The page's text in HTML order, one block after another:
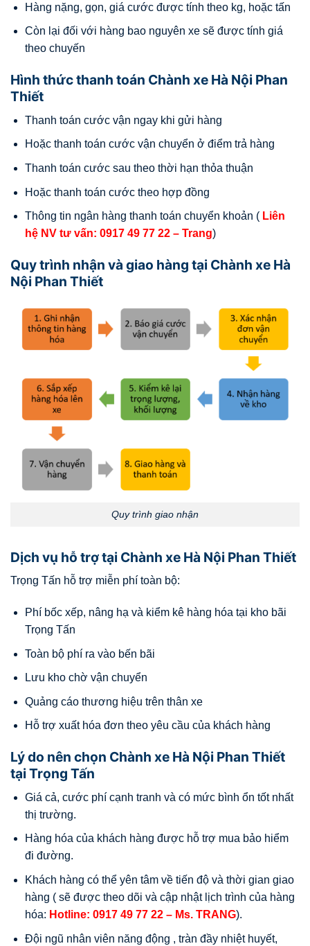
Hàng nặng, gọn, giá cước được tính theo kg, hoặc tấn
Còn lại đối với hàng bao nguyên xe sẽ được tính giá
theo chuyến
Hình thức thanh toán Chành xe Hà Nội Phan
Thiết
Thanh toán cước vận ngay khi gửi hàng
Hoặc thanh toán cước vận chuyển ở điểm trả hàng
Thanh toán cước sau theo thời hạn thỏa thuận
Hoặc thanh toán cước theo hợp đồng
Thông tin ngân hàng thanh toán chuyển khoản ( Liên
hệ NV tư vấn: 0917 49 77 22– Trang)
Quy trình nhận và giao hàng tại Chành xe Hà
Nội Phan Thiết
Quy trình giao nhận
Dịch vụ hỗ trợ tại Chành xe Hà Nội Phan Thiết
Trọng Tấn hỗ trợ miễn phí toàn bộ:
Phí bốc xếp, nâng hạ và kiểm kê hàng hóa tại kho bãi
Trọng Tấn
Toàn bộ phí ra vào bến bãi
Lưu kho chờ vận chuyển
Quảng cáo thương hiệu trên thân xe
Hỗ trợ xuất hóa đơn theo yêu cầu của khách hàng
Lý do nên chọn Chành xe Hà Nội Phan Thiết
tại Trọng Tấn
Giá cả, cước phí cạnh tranh và có mức bình ổn tốt nhất
thị trường.
Hàng hóa của khách hàng được hỗ trợ mua bảo hiểm
đi đường.
Khách hàng có thể yên tâm về tiến độ và thời gian giao
hàng ( sẽ được theo dõi và cập nhật lịch trình của hàng
hóa: Hotline: 0917 49 77 22– Ms. TRANG).
Đội ngũ nhân viên năng động , tràn đầy nhiệt huyết,